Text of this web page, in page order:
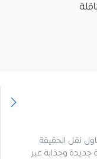
جزائرية تأسست سنة 2019 تُحاول نقل الحقيقة
جديدة وجذابة عبر